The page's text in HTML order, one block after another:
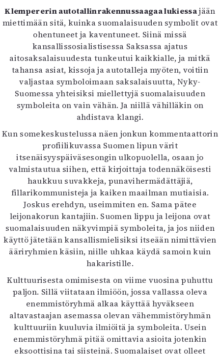
Klempererin autotallinrakennussaagaa lukiessajään
miettimään sitä, kuinka suomalaisuuden symbolit ovat
ohentuneet ja kaventuneet. Siinä missä
kansallissosialistisessa Saksassa ajatus
aitosaksalaisuudesta tunkeutui kaikkialle, ja mitkä
tahansa asiat, kissoja ja autotalleja myöten, voitiin
valjastaa symboloimaan saksalaisuutta, Nyky-
Suomessa yhteisiksi miellettyjä suomalaisuuden
symboleita on vain vähän. Ja niillä vähilläkin on
ahdistava klangi.
Kun somekeskustelussa näen jonkun kommentaattorin
profiilikuvassa Suomen lipun värit
itsenäisyyspäiväsesongin ulkopuolella, osaan jo
valmistautua siihen, että kirjoittaja todennäköisesti
haukkuu suvakkeja, punavihermädättäjiä,
fillarikommunisteja ja kaiken maailman mutiaisia.
Joskus erehdyn, useimmiten en. Sama pätee
leijonakorun kantajiin. Suomen lippu ja leijona ovat
suomalaisuuden näkyvimpiä symboleita, ja jos niiden
käyttö jätetään kansallismielisiksi itseään nimittävien
ääriryhmien käsiin, niille uhkaa käydä samoin kuin
hakaristille.
Kulttuurisesta omimisesta on viime vuosina puhuttu
paljon. Sillä viitataan ilmiöön, jossa vallassa oleva
enemmistöryhmä alkaa käyttää hyväkseen
altavastaajan asemassa olevan vähemmistöryhmän
kulttuuriin kuuluvia ilmiöitä ja symboleita. Usein
enemmistöryhmä pitää omittavia asioita jotenkin
eksoottisina tai siisteinä. Suomalaiset ovat olleet